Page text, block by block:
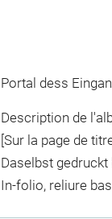
Portal dess
Description de
[Sur la page de
Daselbst gedruckt
In-folio, reliure